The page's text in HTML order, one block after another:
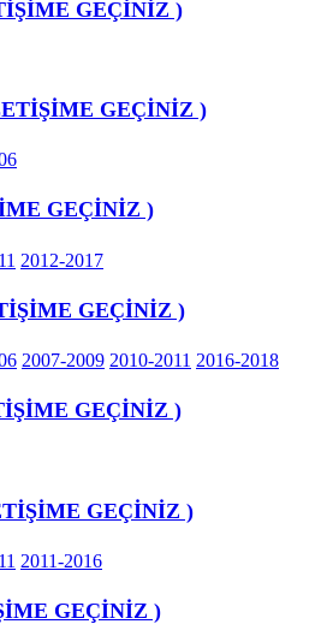
GEÇİNİZ )
GEÇİNİZ )
GEÇİNİZ )
2012-2017
GEÇİNİZ )
2007-2009 2010-2011 2016-2018
GEÇİNİZ )
GEÇİNİZ )
2011-2016
GEÇİNİZ )